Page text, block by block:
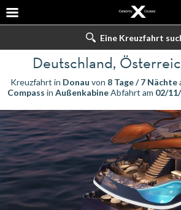
Eine Kreuzfahrt
Deutschland,
Kreuzfahrt in Donau von 8 Tage / 7 Nächte
Compass in AußenkabineAbfahrt am 02/